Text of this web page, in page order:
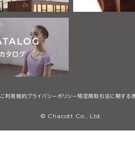
ご利用規約プライバシーポリシー 特定商取引法に関する
© Chacott Co., Ltd.